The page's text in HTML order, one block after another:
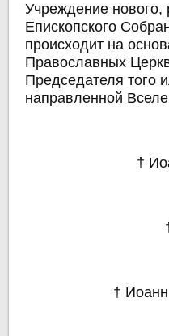
Учреждение
Епископского
происходит на
Православных
Председателя того
направленной
†
†